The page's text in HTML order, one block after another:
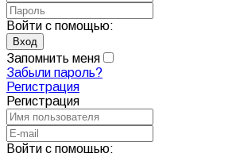
Войти с помощью:
Запомнить меня
Забыли пароль?
Регистрация
Регистрация
Войти с помощью: